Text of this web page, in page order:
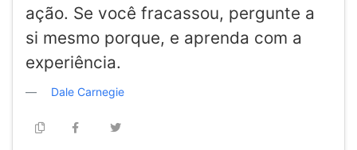
ação. Se você fracassou, pergunte a
si mesmo porque, e aprenda com a
experiência.
Dale Carnegie